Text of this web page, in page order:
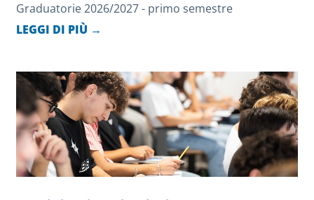
Graduatorie 2026/2027 - primo semestre
LEGGI DI PIÙ →